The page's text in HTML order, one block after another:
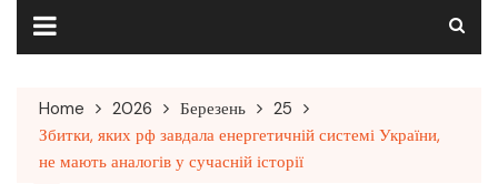
Home 2026 Березень
25
Збитки, яких рф завдала енергетичній системі України,
не мають аналогів у сучасній історії